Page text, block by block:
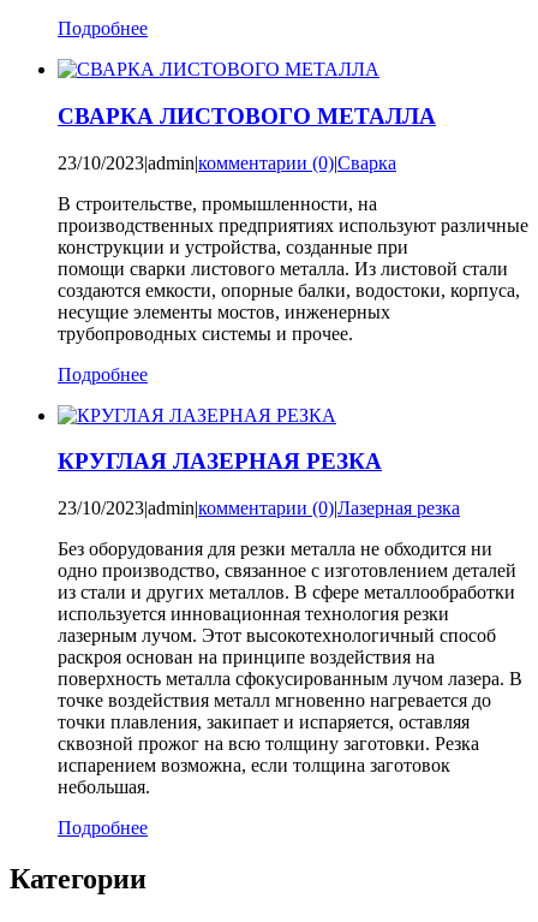
Подробнее
СВАРКА ЛИСТОВОГО МЕТАЛЛА
23/10/2023|admin|комментарии (0)|Сварка
В строительстве, промышленности, на
производственных предприятиях используют различные
конструкции и устройства, созданные при
помощи сварки листового металла. Из листовой стали
создаются емкости, опорные балки, водостоки, корпуса,
несущие элементы мостов, инженерных
трубопроводных системы и прочее.
Подробнее
КРУГЛАЯ ЛАЗЕРНАЯ РЕЗКА
23/10/2023|admin|комментарии (0)|Лазерная резка
Без оборудования для резки металла не обходится ни
одно производство, связанное с изготовлением деталей
из стали и других металлов. В сфере металлообработки
используется инновационная технология резки
лазерным лучом. Этот высокотехнологичный способ
раскроя основан на принципе воздействия на
поверхность металла сфокусированным лучом лазера. В
точке воздействия металл мгновенно нагревается до
точки плавления, закипает и испаряется, оставляя
сквозной прожог на всю толщину заготовки. Резка
испарением возможна, если толщина заготовок
небольшая.
Подробнее
Категории